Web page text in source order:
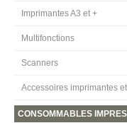
Imprimantes A3 et +
Multifonctions
Scanners
Accessoires imprimantes
CONSOMMABLES